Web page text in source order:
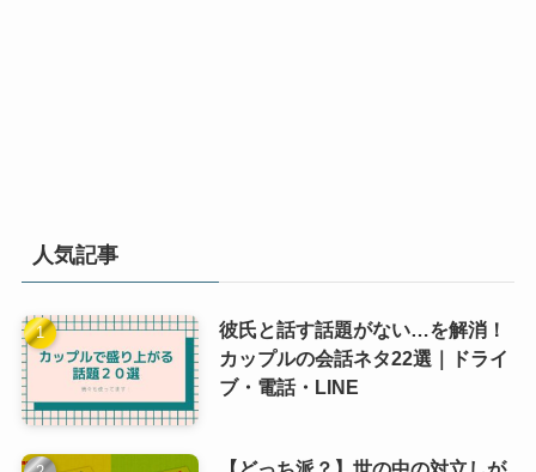
人気記事
彼氏と話す話題がない…を解消！
カップルの会話ネタ22選｜ドライ
ブ・電話・LINE